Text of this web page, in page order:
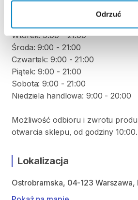
Odrzuć
Wtorek: 9:00 - 21:00
Środa: 9:00 - 21:00
Czwartek: 9:00 - 21:00
Piątek: 9:00 - 21:00
Sobota: 9:00 - 21:00
Niedziela handlowa: 9:00 - 20:00
Możliwość odbioru i zwrotu
otwarcia sklepu, od godziny 10:00.
Lokalizacja
Ostrobramska, 04-123 Warszawa,